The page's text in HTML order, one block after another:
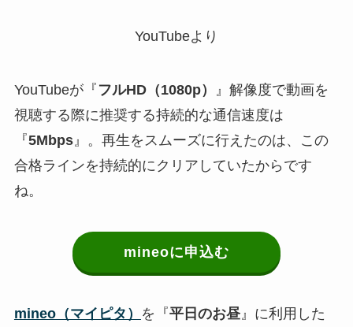
YouTubeより
YouTubeが『 フルHD（1080p）
』解像度で動画を
視聴する際に推奨する持続的な通信速度は
『5Mbps』。再生をスムーズに行えたのは、この
合格ラインを持続的にクリアしていたからです
ね。
mineoに申込む
mineo（マイピタ） を『平日のお昼』に利用した